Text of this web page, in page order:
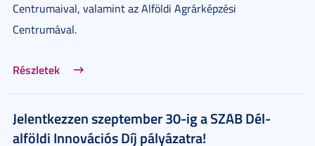
Centrumaival, valamint az Alföldi Agrárképzési
Centrumával.
Részletek
Jelentkezzen szeptember 30-ig a SZAB Dél-
alföldi Innovációs Díj pályázatra!